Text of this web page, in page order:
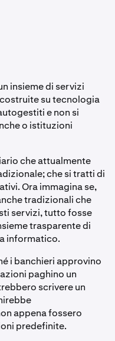
insieme di servizi
su tecnologia
e non si
o istituzioni
che attualmente
che si tratti di
Ora immagina se,
tradizionali che
servizi, tutto fosse
trasparente di
informatico.
i banchieri approvino
paghino un
scrivere un
appena fossero
predefinite.